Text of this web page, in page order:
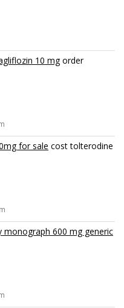
10 mgorder
for sale cost tolterodine
monograph 600 mg generic